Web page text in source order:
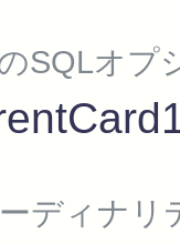
SQLオプ
ディナ